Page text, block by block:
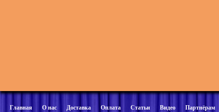
Главная О нас Доставка Оплата Статьи Видео Партнёрам